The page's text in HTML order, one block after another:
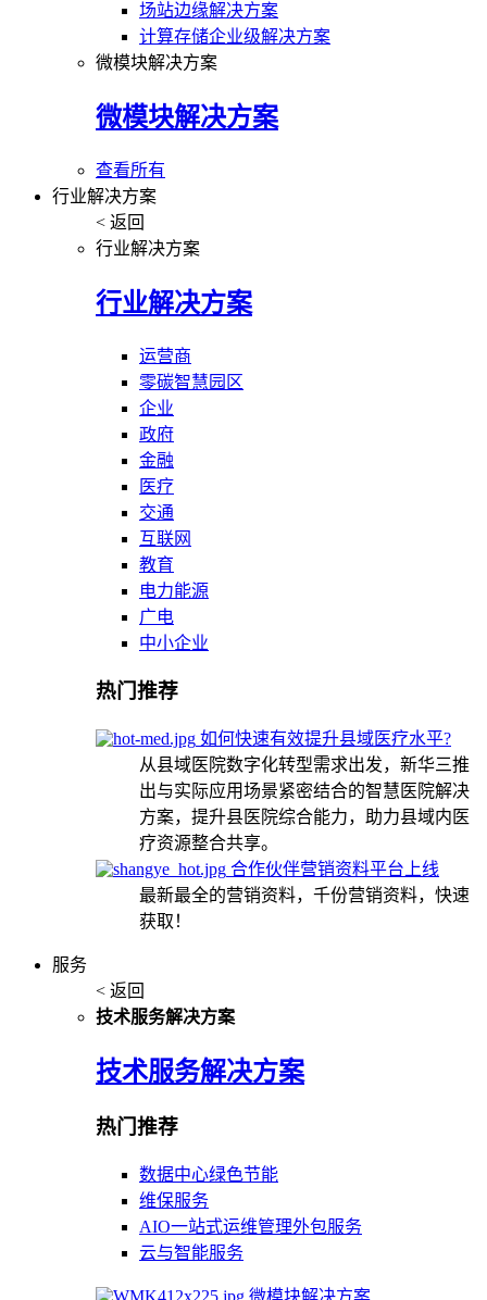
场站边缘解决方案
计算存储企业级解决方案
微模块解决方案
微模块解决方案
查看所有
行业解决方案
< 返回
行业解决方案
行业解决方案
运营商
零碳智慧园区
企业
政府
金融
医疗
交通
互联网
教育
电力能源
广电
中小企业
热门推荐
如何快速有效提升县域医疗水平?
从县域医院数字化转型需求出发，新华三推
出与实际应用场景紧密结合的智慧医院解决
方案，提升县医院综合能力，助力县域内医
疗资源整合共享。
合作伙伴营销资料平台上线
最新最全的营销资料，千份营销资料，快速
获取！
服务
< 返回
技术服务解决方案
技术服务解决方案
热门推荐
数据中心绿色节能
维保服务
AIO一站式运维管理外包服务
云与智能服务
微模块解决方案